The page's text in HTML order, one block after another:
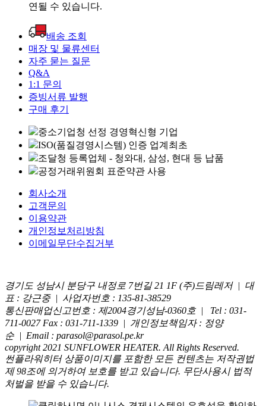
연될 수 있습니다.
배송 조회
매장 및 물류센터
자주 묻는 질문
Q&A
1:1 문의
증빙서류 발행
구매 후기
중소기업청 선정 경영혁신형 기업
ISO(품질경영시스템) 인증 업계최초
조달청 등록업체 - 청와대, 삼성, 현대 등 납품
공정거래위원회 표준약관 사용
회사소개
고객문의
이용약관
개인정보처리방침
이메일무단수집거부
경기도 성남시 분당구 내정로 7번길 21 1F (주)드림레저 | 대
표 : 강근중| 사업자번호 : 135-81-38529
통신판매업신고번호 : 제2004경기성남-0360호| Tel : 031-
711-0027 Fax : 031-711-1339 | 개인정보책임자 : 정양
순 | Email : parasol@parasol.pe.kr
copyright 2021 SUNFLOWER HEATER. All Rights Reserved.
썬플라워히터 상품이미지를 포함한 모든 컨텐츠는 저작권법
제 98조에 의거하여 보호를 받고 있습니다. 무단사용시 법적
처벌을 받을 수 있습니다.